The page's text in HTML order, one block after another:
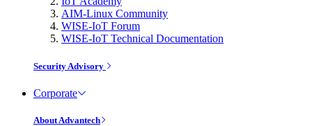
AIM-Linux Community
WISE-IoT Forum
WISE-IoT Technical Documentation
Security Advisory
Corporate
About Advantech